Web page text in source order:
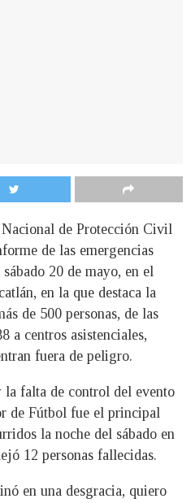
de Protección Civil
de las emergencias
sábado 20 de mayo, en el
en la que destaca la
de 500 personas, de las
a centros asistenciales,
fuera de peligro.
la falta de control del evento
de Fútbol fue el principal
la noche del sábado en
12 personas fallecidas.
en una desgracia, quiero